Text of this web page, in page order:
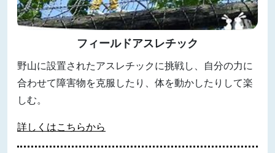
フィールドアスレチック
野山に設置されたアスレチックに挑戦し、自分の力に
合わせて障害物を克服したり、体を動かしたりして楽
しむ。
詳しくはこちらから